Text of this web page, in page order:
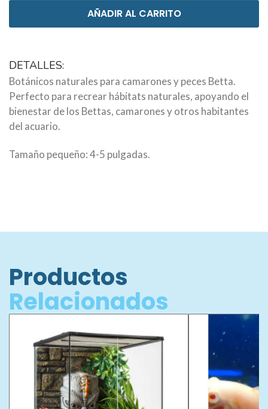
AÑADIR AL CARRITO
DETALLES:
Botánicos naturales para camarones y peces Betta.
Perfecto para recrear hábitats naturales, apoyando el
bienestar de los Bettas, camarones y otros habitantes
del acuario.
Tamaño pequeño: 4-5 pulgadas.
Productos
Relacionados